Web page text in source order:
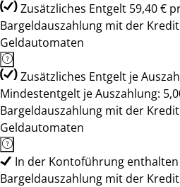
Zusätzliches Entgelt 59,40 €
Bargeldauszahlung mit der
Geldautomaten
Zusätzliches Entgelt je
Mindestentgelt je Auszahlung:
Bargeldauszahlung mit der
Geldautomaten
In der Kontoführung enthalten
Bargeldauszahlung mit der